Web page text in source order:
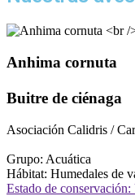
Anhima cornuta
Buitre de ciénaga
Asociación Calidris /
Grupo: Acuática
Hábitat: Humedales de
Estado de